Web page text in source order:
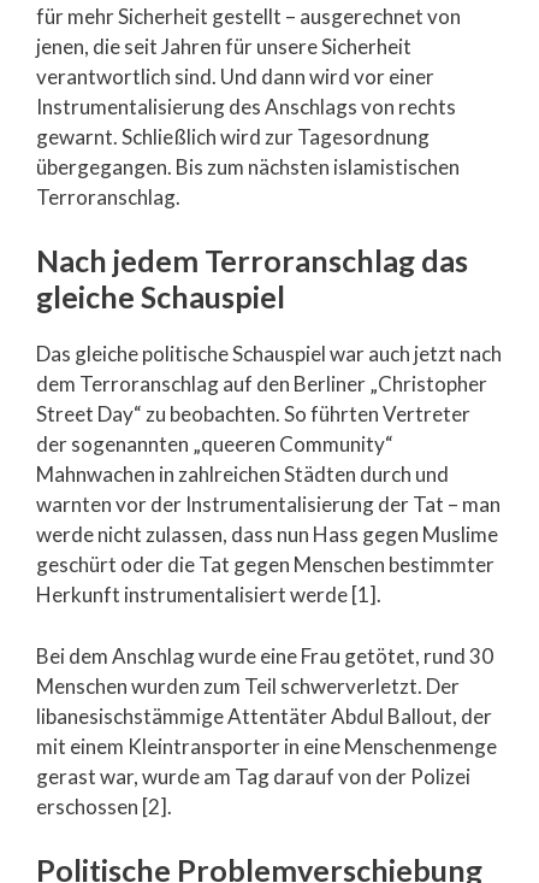
für mehr Sicherheit gestellt – ausgerechnet von
jenen, die seit Jahren für unsere Sicherheit
verantwortlich sind. Und dann wird vor einer
Instrumentalisierung des Anschlags von rechts
gewarnt. Schließlich wird zur Tagesordnung
übergegangen. Bis zum nächsten islamistischen
Terroranschlag.
Nach jedem Terroranschlag das
gleiche Schauspiel
Das gleiche politische Schauspiel war auch jetzt nach
dem Terroranschlag auf den Berliner „Christopher
Street Day“ zu beobachten. So führten Vertreter
der sogenannten „queeren Community“
Mahnwachen in zahlreichen Städten durch und
warnten vor der Instrumentalisierung der Tat – man
werde nicht zulassen, dass nun Hass gegen Muslime
geschürt oder die Tat gegen Menschen bestimmter
Herkunft instrumentalisiert werde [1].
Bei dem Anschlag wurde eine Frau getötet, rund 30
Menschen wurden zum Teil schwerverletzt. Der
libanesischstämmige Attentäter Abdul Ballout, der
mit einem Kleintransporter in eine Menschenmenge
gerast war, wurde am Tag darauf von der Polizei
erschossen [2].
Politische Problemverschiebung